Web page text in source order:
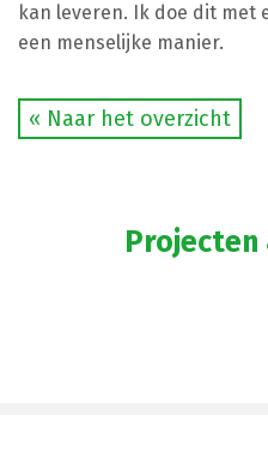
kan leveren. Ik doe dit met
een menselijke manier.
« Naar het overzicht
Projecten